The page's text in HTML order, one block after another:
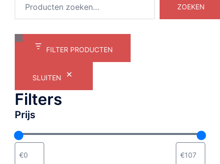
ZOEKEN
FILTER PRODUCTEN
SLUITEN
Filters
Prijs